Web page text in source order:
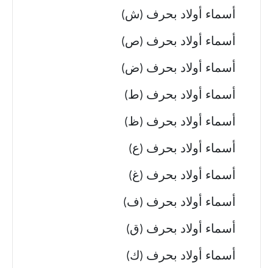
أسماء أولاد بحرف (ش)
أسماء أولاد بحرف (ص)
أسماء أولاد بحرف (ض)
أسماء أولاد بحرف (ط)
أسماء أولاد بحرف (ظ)
أسماء أولاد بحرف (ع)
أسماء أولاد بحرف (غ)
أسماء أولاد بحرف (ف)
أسماء أولاد بحرف (ق)
أسماء أولاد بحرف (ك)